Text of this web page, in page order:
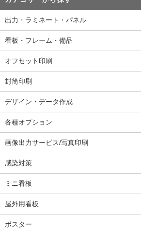
出力・ラミネート・パネル
看板・フレーム・備品
オフセット印刷
封筒印刷
デザイン・データ作成
各種オプション
画像出力サービス/写真印刷
感染対策
ミニ看板
屋外用看板
ポスター